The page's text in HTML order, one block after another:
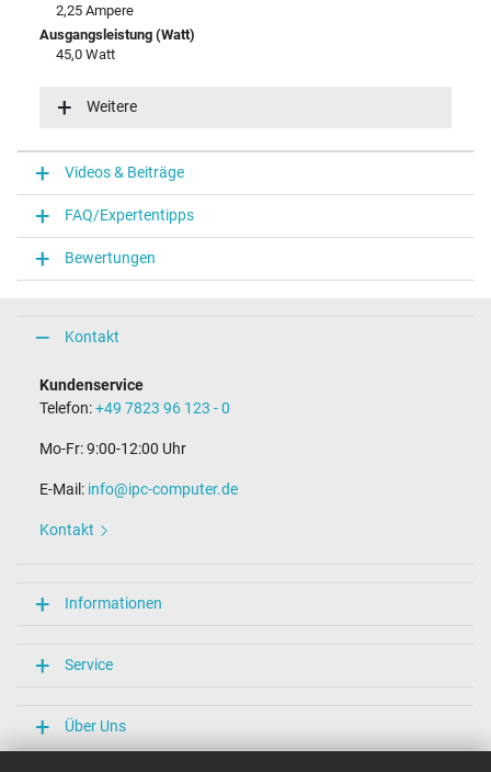
2,25 Ampere
Ausgangsleistung (Watt)
45,0 Watt
5V / 2A / 10,0W
Energieeffizienz
Funktions-LED
Funktions-LED im Stecker
Notebook Stecker
USB-C / 180° gerade
Maße
Länge / Breite / Höhe
Prüfsiegel
NOM NYCE
Singapore Safety Mark
TÜV Geprüfte Sicherheit
UL Listed
Weitere
Videos & Beiträge
FAQ/Expertentipps
Bewertungen
Kontakt
Kundenservice
Telefon:+49 7823 96 123 - 0
Mo-Fr: 9:00-12:00 Uhr
E-Mail: info@ipc-computer.de
Kontakt
Informationen
Service
Über Uns